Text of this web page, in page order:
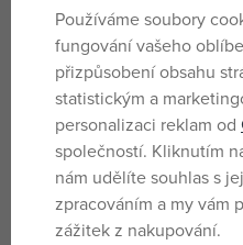
Pro radost z nápadité,
BABY born Oblečení pro
panenky velikosti 43 cm.
Včetně ramínka.
Parametry
Používáme soubory
fungování vašeho
přizpůsobení obsahu
statistickým a
personalizaci reklam od
společností. Kliknutím
nám udělíte souhlas s
zpracováním a my vám
zážitek z nakupování.